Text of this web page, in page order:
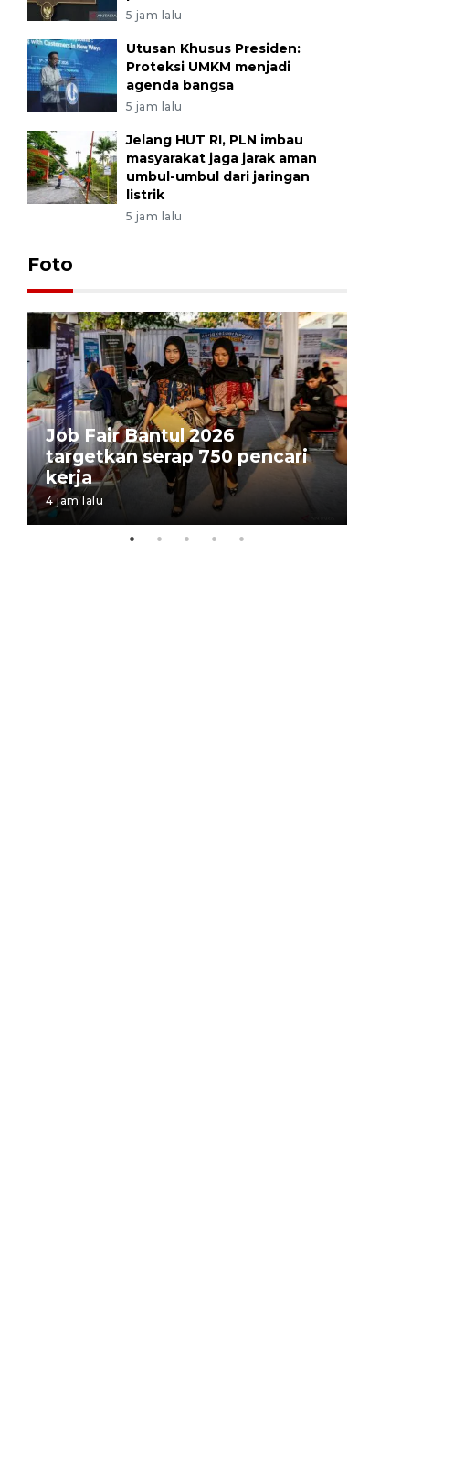
5 jam lalu
Utusan Khusus Presiden:
Proteksi UMKM menjadi
agenda bangsa
5 jam lalu
Jelang HUT RI, PLN imbau
masyarakat jaga jarak aman
umbul-umbul dari jaringan
listrik
5 jam lalu
Foto
Job Fair Bantul 2026
targetkan serap 750 pencari
kerja
4 jam lalu